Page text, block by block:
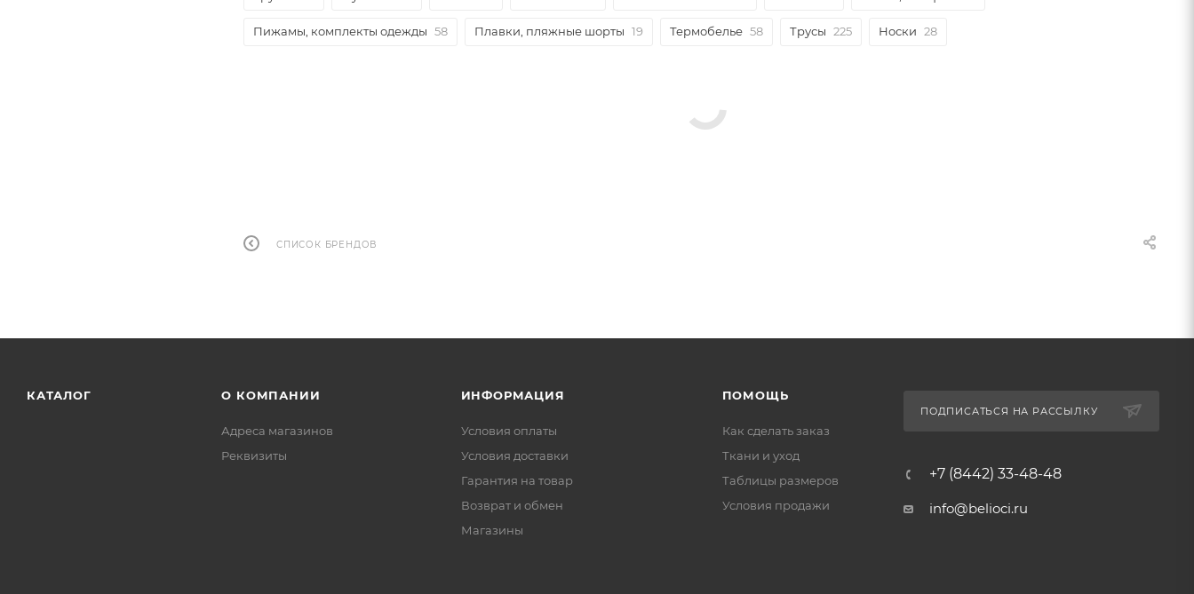
Пижамы, комплекты одежды 58 Плавки, пляжные шорты 19 Термобелье 58 Трусы 225 Носки 28
СПИСОК БРЕНДОВ
КАТАЛОГ О КОМПАНИИ
Адреса магазинов
Реквизиты
ИНФОРМАЦИЯ
Условия оплаты
Условия доставки
Гарантия на товар
Возврат и обмен
Магазины
ПОМОЩЬ
Как сделать заказ
Ткани и уход
Таблицы размеров
Условия продажи
ПОДПИСАТЬСЯ НА РАССЫЛКУ
+7 (8442) 33-48-48
info@belioci.ru